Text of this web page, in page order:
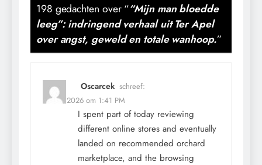
198 gedachten over ““Mijn man bloedde
leeg”: indringend verhaal uit Ter Apel
over angst, geweld en totale wanhoop.”
Oscarcek schreef:
12 mei 2026 om 1:41 PM
I spent part of today reviewing
different online stores and eventually
landed on recommended orchard
marketplace, and the browsing